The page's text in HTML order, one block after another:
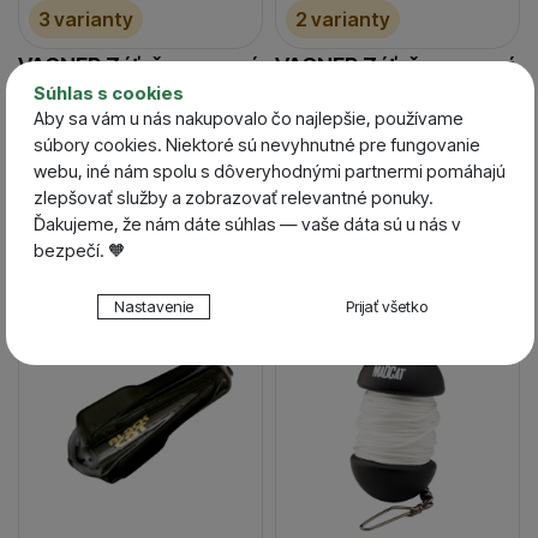
Súhlas s cookies
Aby sa vám u nás nakupovalo čo najlepšie, používame
súbory cookies. Niektoré sú nevyhnutné pre fungovanie
webu, iné nám spolu s dôveryhodnými partnermi pomáhajú
zlepšovať služby a zobrazovať relevantné ponuky.
Ďakujeme, že nám dáte súhlas — vaše dáta sú u nás v
bezpečí. 🧡
Nastavenie súhlasov s kategóriami cookies
. VŽDY AKTÍVNE
Technické cookies umožňujú váš priechod nákupným
košíkom, porovnávanie produktov a ďalšie nevyhnutné
funkcie.
Preferenčné a rozšírené funkcie
Preferenčné a rozšírené funkcie
aby ste nemuseli
všetko nastavovať znova a aby ste sa s nami mohli spojiť
Nastavenie Prijať všetko
3 varianty
VAGNER Záťaž sumcová
Clonk Sinkers
Skladom / Ihneď na
odoslanie
11,99€
od 10,79€
2 varianty
VAGNER Záťaž sumcová
Skladom / Ihneď na
odoslanie
10,20
od 9,18